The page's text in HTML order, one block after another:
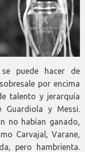
puede hacer de
por encima
talento y jerarquía
Guardiola y Messi.
no habían ganado,
Carvajal, Varane,
pero hambrienta.